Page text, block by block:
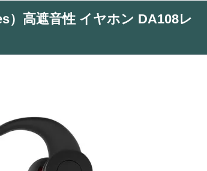
）高遮音性 イヤホン DA108レ